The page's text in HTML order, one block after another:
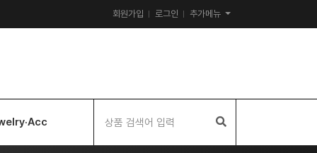
회원가입 로그인 추가메뉴